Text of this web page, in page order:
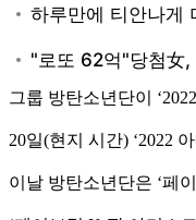
그룹 방탄소년단이
20일(현지 시간) ‘2022
이날 방탄소년단은 ‘페